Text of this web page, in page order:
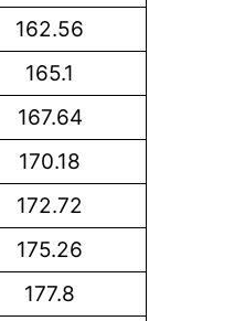
162.56
165.1
167.64
170.18
172.72
175.26
177.8